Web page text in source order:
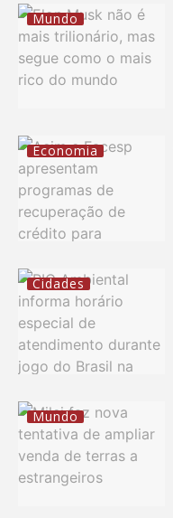
Mundo
Economia
Cidades
Mundo